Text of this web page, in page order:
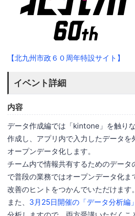
【北九州市政６０周年特設サイト】
イベント詳細
内容
データ作成編では「kintone」を触り
作成し、アプリ内で入力したデータを
オープンデータ化します。
チーム内で情報共有するためのデータ
で普段の業務ではオープンデータ化ま
改善のヒントをつかんでいただけます。
また、 3月25日開催の「データ分析編」